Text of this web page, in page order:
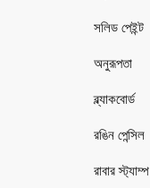
সলিড পেইন্ট
অনুরূপতা
ব্ল্যাকবোর্ড
রঙিন পেন্সিল
রাবার স্ট্যাম্প